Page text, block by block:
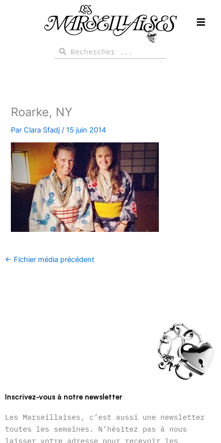
Rechercher
Rechercher
Roarke, NY
ParClara Sfadj /15 juin 2014
← Fichier média précédent
Inscrivez-vous à notre newsletter
Les Marseillaises, c’est aussi une newsletter
toutes les semaines. N’hésitez pas à nous
laisser votre adresse pour recevoir les